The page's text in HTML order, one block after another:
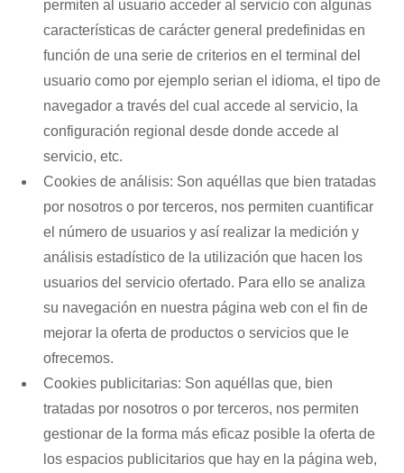
permiten al usuario acceder al servicio con algunas
características de carácter general predefinidas en
función de una serie de criterios en el terminal del
usuario como por ejemplo serian el idioma, el tipo de
navegador a través del cual accede al servicio, la
configuración regional desde donde accede al
servicio, etc.
Cookies de análisis: Son aquéllas que bien tratadas
por nosotros o por terceros, nos permiten cuantificar
el número de usuarios y así realizar la medición y
análisis estadístico de la utilización que hacen los
usuarios del servicio ofertado. Para ello se analiza
su navegación en nuestra página web con el fin de
mejorar la oferta de productos o servicios que le
ofrecemos.
Cookies publicitarias: Son aquéllas que, bien
tratadas por nosotros o por terceros, nos permiten
gestionar de la forma más eficaz posible la oferta de
los espacios publicitarios que hay en la página web,